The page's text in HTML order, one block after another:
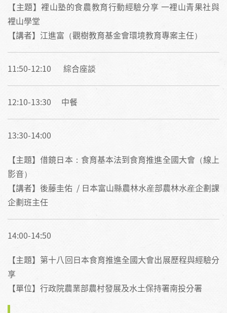
【主題】裡山塾的食農教育行動經驗分享 一裡山青果社與
裡山學堂
【講者】江進富（觀樹教育基金會環境教育專案主任）
11:50-12:10 綜合座談
12:10-13:30 中餐
13:30-14:00
【主題】借鏡日本：食育基本法到食育推進全國大會（線上
影音）
【講者】後藤圭佑 / 日本富山縣農林水産部農林水産企劃課
企劃班主任
14:00-14:50
【主題】第十八回日本食育推進全國大會出展歷程與經驗分
享
【單位】行政院農業部農村發展及水土保持署南投分署